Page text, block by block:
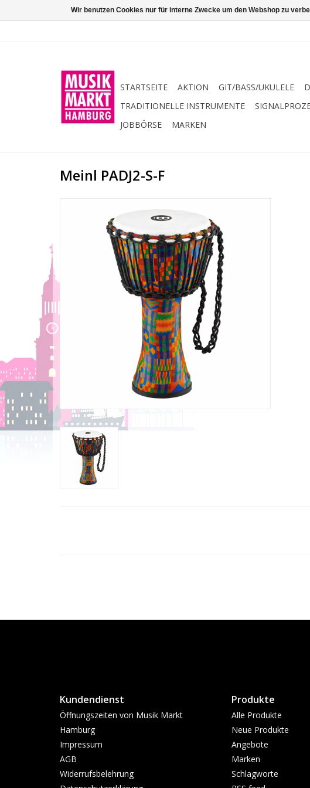
STARTSEITE AKTION GIT/BASS/UKULELE
TRADITIONELLE INSTRUMENTE
JOBBÖRSE
MARKEN
Meinl PADJ2-S-F
Kundendienst
Öffnungszeiten von Musik Markt
Hamburg
Impressum
AGB
Widerrufsbelehrung
Produkte
Alle Produkte
Neue Produkte
Angebote
Marken
Schlagworte
Wir benutzen Cookies nur für interne Zwecke um den Webshop zu